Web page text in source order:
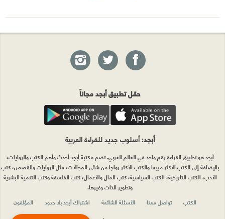
حمّل تطبيق أبجد مجاناً
أبجد: أسلوب جديد للقراءة العربية
أبجد هو تطبيق القراءة رقم واحد في العالم العربي. تضم مكتبة أبجد أحدث وأهم الكتب والروايات،
بالإضافة إلى الكتب الأكثر مبيعاً والكتب الأكثر رواجاً من شتّى المجالات، مثل الروايات والقصص، كتب
الأدب، الكتب التاريخية، الكتب السياسية، كتب المال والأعمال، كتب الفلسفة وكتب التنمية البشرية
وتطوير الذات وغيرها.
الكتب
تواصل معنا الأسئلة الشائعة اشتراك أبجد بلا حدود
المؤلفون